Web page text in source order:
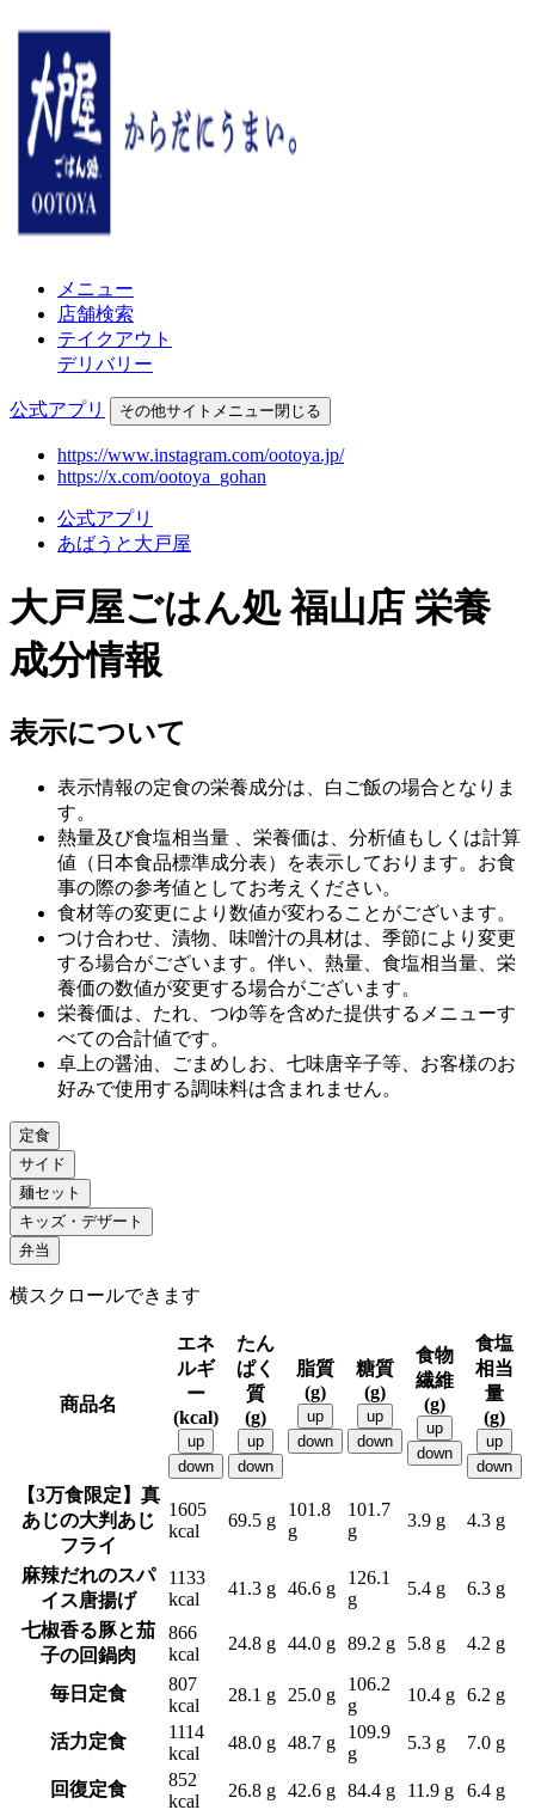
メニュー
店舗検索
テイクアウト
デリバリー
公式アプリ その他サイトメニュー閉じる
https://www.instagram.com/ootoya.jp/
https://x.com/ootoya_gohan
公式アプリ
あばうと大戸屋
大戸屋ごはん処 福山店 栄養
成分情報
表示について
表示情報の定食の栄養成分は、白ご飯の場合となりま
す。
熱量及び食塩相当量 、栄養価は、分析値もしくは計算
値（日本食品標準成分表）を表示しております。お食
事の際の参考値としてお考えください。
食材等の変更により数値が変わることがございます。
つけ合わせ、漬物、味噌汁の具材は、季節により変更
する場合がございます。伴い、熱量、食塩相当量、栄
養価の数値が変更する場合がございます。
栄養価は、たれ、つゆ等を含めた提供するメニューす
べての合計値です。
卓上の醤油、ごまめしお、七味唐辛子等、お客様のお
好みで使用する調味料は含まれません。
定食
サイド
麺セット
キッズ・デザート
弁当
横スクロールできます
商品名
エネ
ルギ
ー
(kcal)
up
down
たん
ぱく
質
(g)
up
down
脂質
(g)
up
down
糖質
(g)
up
down
食物
繊維
(g)
up
down
食塩
相当
量
(g)
up
down
【3万食限定】真
あじの大判あじ
フライ
1605
kcal
69.5 g
101.8
g
101.7
g
3.9 g 4.3 g
麻辣だれのスパ
イス唐揚げ
1133
kcal
41.3 g 46.6 g
126.1
g
5.4 g 6.3 g
七椒香る豚と茄
子の回鍋肉
866
kcal
24.8 g 44.0 g 89.2 g 5.8 g 4.2 g
毎日定食
807
kcal
28.1 g 25.0 g
106.2
g
10.4 g 6.2 g
活力定食
1114
kcal
48.0 g 48.7 g
109.9
g
5.3 g 7.0 g
回復定食
852
kcal
26.8 g 42.6 g 84.4 g 11.9 g
6.4 g